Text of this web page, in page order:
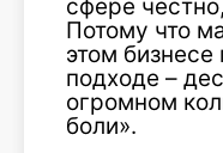
сфере
Потому что
этом
подходе –
огромном
боли».